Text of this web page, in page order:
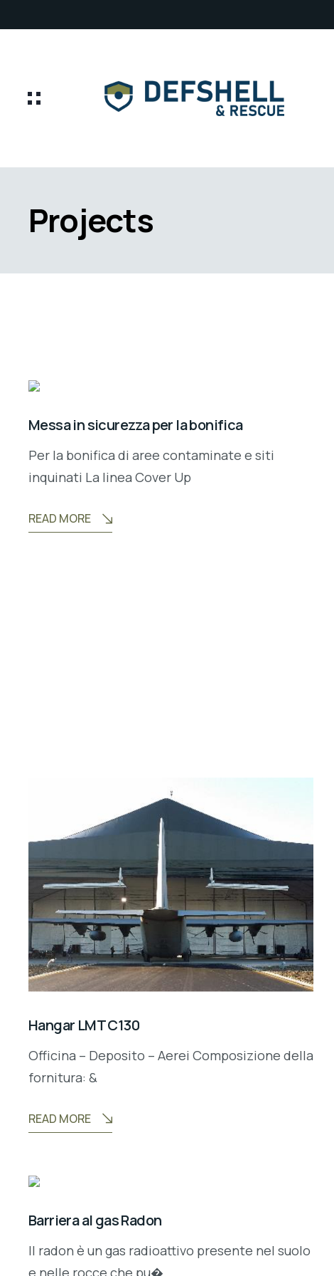
Projects
Messa in sicurezza per la bonifica
Per la bonifica di aree contaminate e siti
inquinati La linea Cover Up
READ MORE
Hangar LMT C130
Officina – Deposito – Aerei Composizione della
fornitura: &
READ MORE
Barriera al gas Radon
Il radon è un gas radioattivo presente nel suolo
e nelle rocce che pu�